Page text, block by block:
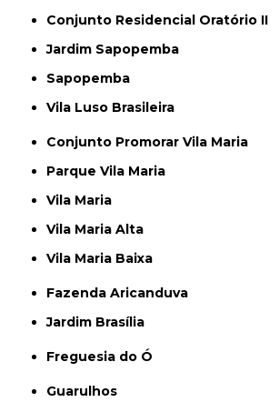
Conjunto Residencial Oratório II
Jardim Sapopemba
Sapopemba
Vila Luso Brasileira
Conjunto Promorar Vila Maria
Parque Vila Maria
Vila Maria
Vila Maria Alta
Vila Maria Baixa
Fazenda Aricanduva
Jardim Brasília
Freguesia do Ó
Guarulhos